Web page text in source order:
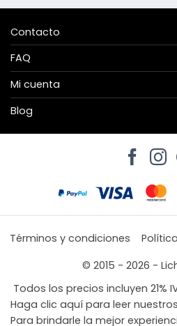
Contacto
FAQ
Mi cuenta
Blog
Términos y condiciones
© 2015 - 2026 -
Todos los precios incluyen 21%
Haga clic aquí para leer
Para brindarle la mejor